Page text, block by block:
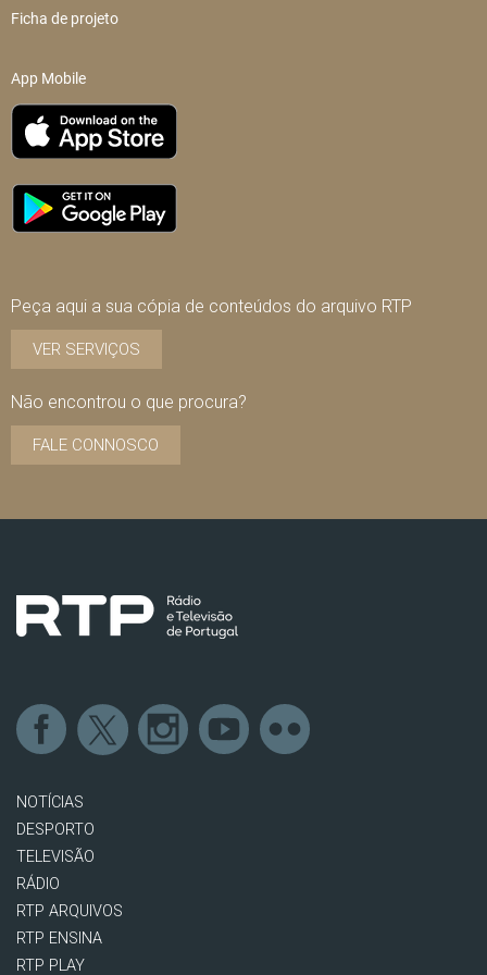
Ficha de projeto
App Mobile
Peça aqui a sua cópia de conteúdos do arquivo RTP
VER SERVIÇOS
Não encontrou o que procura?
FALE CONNOSCO
NOTÍCIAS
DESPORTO
TELEVISÃO
RÁDIO
RTP ARQUIVOS
RTP ENSINA
RTP PLAY